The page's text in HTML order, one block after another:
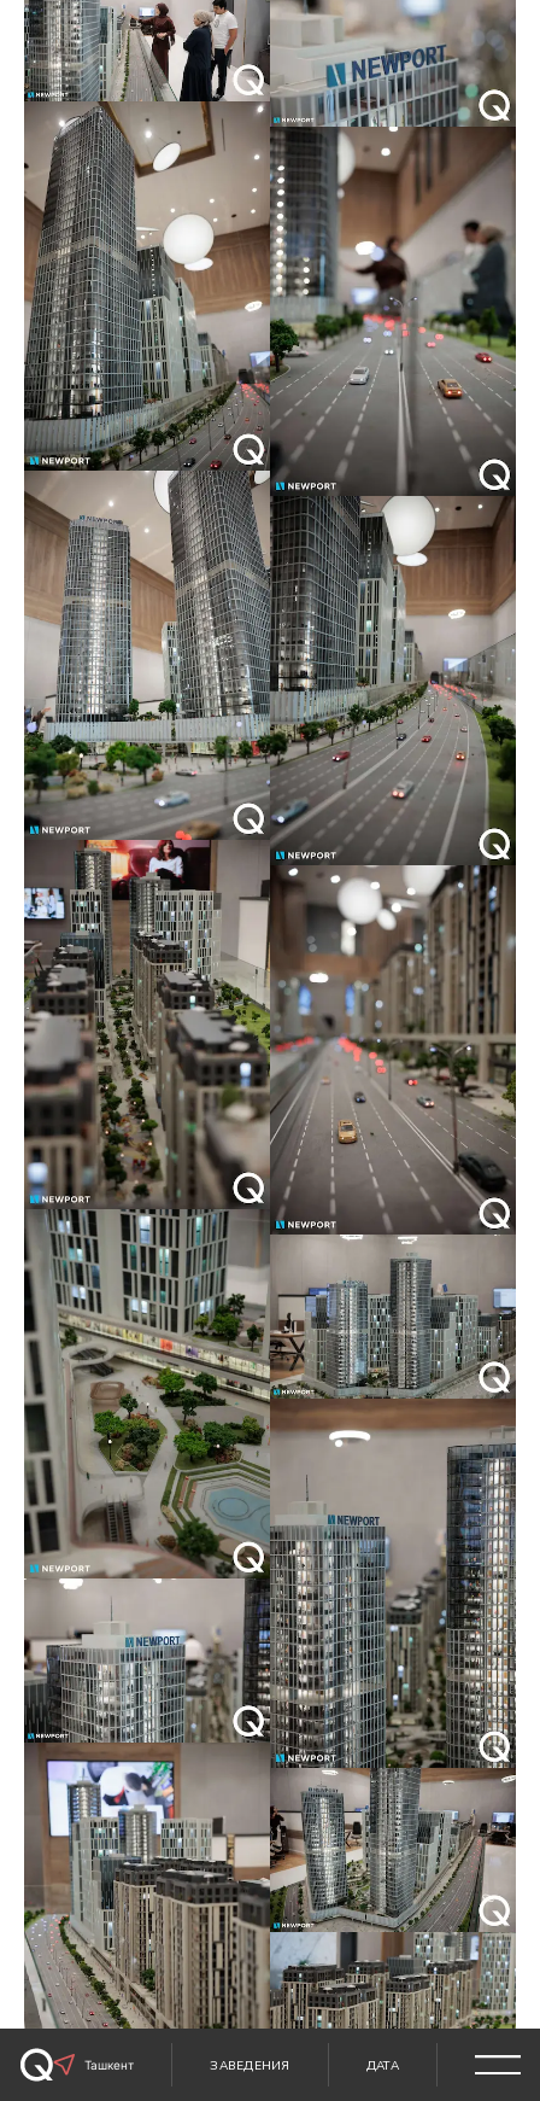
Ташкент ЗАВЕДЕНИЯ ДАТА